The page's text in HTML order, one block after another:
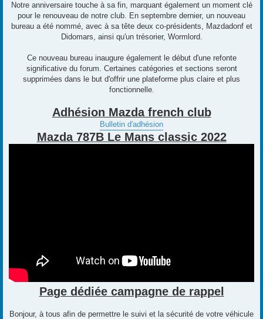
Notre anniversaire touche à sa fin, marquant également un moment clé
pour le renouveau de notre club. En septembre dernier, un nouveau
bureau a été nommé, avec à sa tête deux co-présidents, Mazdadonf et
Didomars, ainsi qu'un trésorier, Wormlord.
Ce nouveau bureau inaugure également le début d'une refonte
significative du forum. Certaines catégories et sections seront
supprimées dans le but d'offrir une plateforme plus claire et plus
fonctionnelle.
Adhésion Mazda french club
Bulletin d'adhésion
Mazda 787B Le Mans classic 2022
Page dédiée campagne de rappel
Bonjour, à tous afin de permettre le suivi et la sécurité de votre véhicule